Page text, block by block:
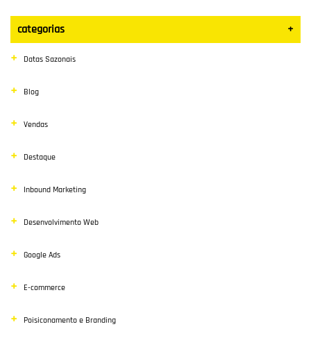
categorias +
Datas Sazonais
Blog
Vendas
Destaque
Inbound Marketing
Desenvolvimento Web
Google Ads
E-commerce
Poisiconamento e Branding